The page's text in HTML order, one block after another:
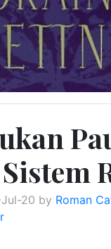
20 by Roman